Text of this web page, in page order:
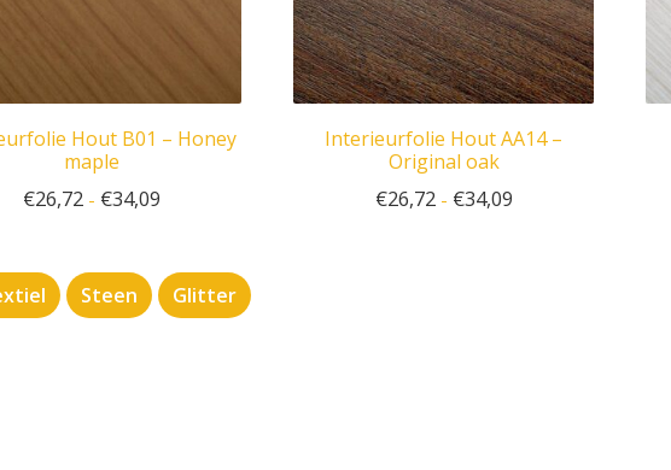
Hout B01 – Honey
maple
€26,72- €34,09
Interieurfolie Hout AA14 –
Original oak
€26,72- €34,09
Steen Glitter